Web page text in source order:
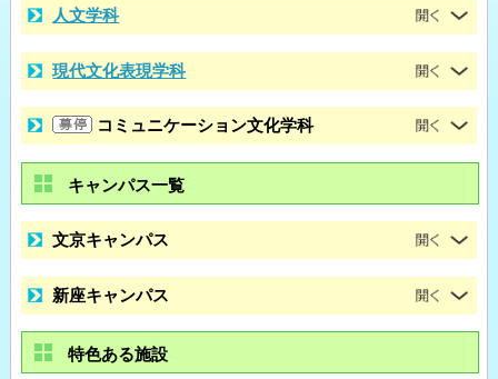
人文学科
現代文化表現学科
コミュニケーション文化学科
キャンパス一覧
文京キャンパス
新座キャンパス
特色ある施設